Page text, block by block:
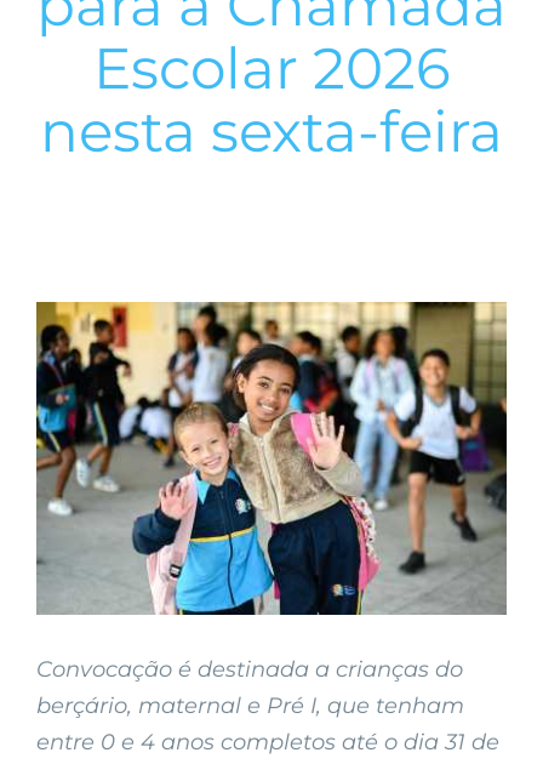
Escolar 2026
nesta sexta-feira
View
Larger
Image
Convocação é destinada a crianças do
berçário, maternal e Pré I, que tenham
entre 0 e 4 anos completos até o dia 31 de